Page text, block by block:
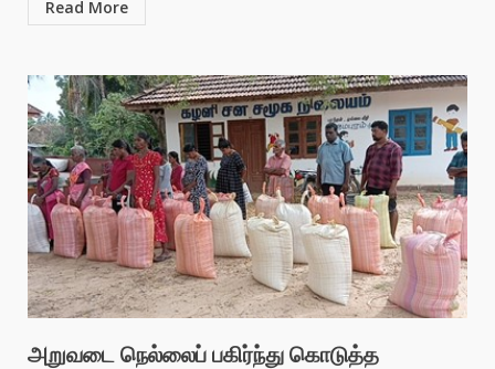
Read More
அறுவடை நெல்லைப் பகிர்ந்து கொடுத்த